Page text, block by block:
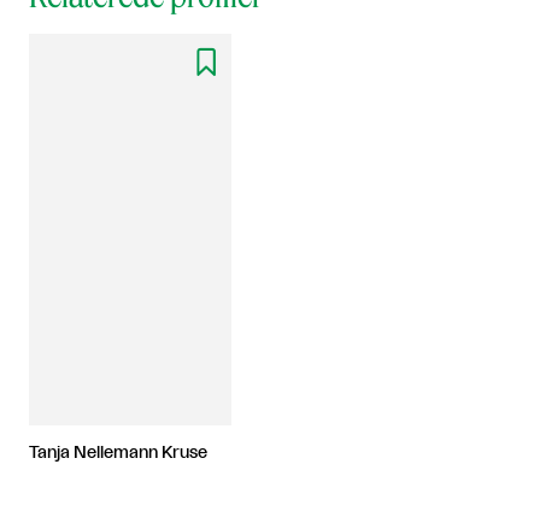

Tanja Nellemann Kruse